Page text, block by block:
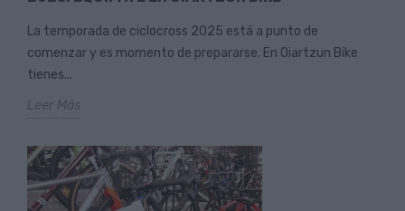
La temporada de ciclocross 2025 está a punto de
comenzar y es momento de prepararse. En Oiartzun Bike
tienes...
Leer Más